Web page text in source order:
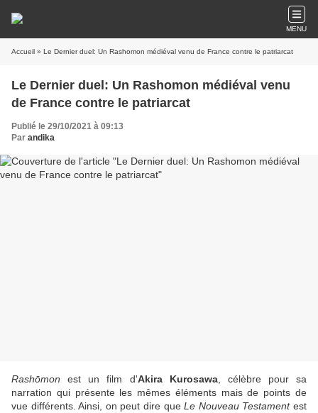
MENU
Accueil » Le Dernier duel: Un Rashomon médiéval venu de France contre le patriarcat
Le Dernier duel: Un Rashomon médiéval venu
de France contre le patriarcat
Publié le 29/10/2021 à 09:13
Par andika
Rashōmon est un film d'Akira Kurosawa, célèbre pour sa
narration qui présente les mêmes éléments mais de points de
vue différents. Ainsi, on peut dire queLe Nouveau Testamentest